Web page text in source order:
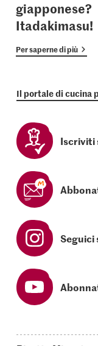
giapponese?
Itadakimasu!
Per saperne di più
Il portale di cucina
Iscriviti
Seguici